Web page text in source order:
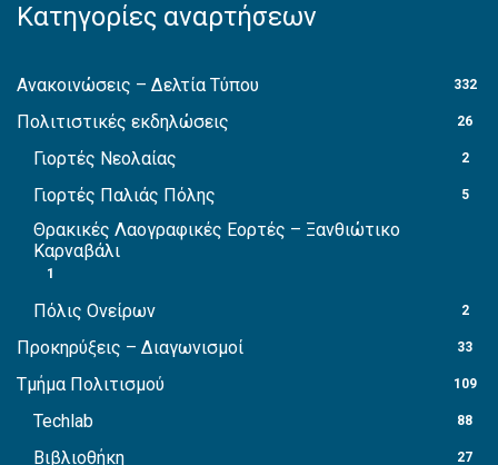
Κατηγορίες αναρτήσεων
Ανακοινώσεις – Δελτία Τύπου 332
Πολιτιστικές εκδηλώσεις 26
Γιορτές Νεολαίας 2
Γιορτές Παλιάς Πόλης 5
Θρακικές Λαογραφικές Εορτές – Ξανθιώτικο
Καρναβάλι
1
Πόλις Ονείρων 2
Προκηρύξεις – Διαγωνισμοί 33
Τμήμα Πολιτισμού 109
Techlab 88
Βιβλιοθήκη 27